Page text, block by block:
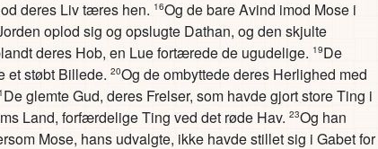
deres Liv tæres hen. 16Og de bare Avind imod Mose i
oplod sig og opslugte Dathan, og den skjulte
deres Hob, en Lue fortærede de ugudelige. 19De
et støbt Billede. 20Og de ombyttede deres Herlighed med
De glemte Gud, deres Frelser, som havde gjort store Ting i
Land, forfærdelige Ting ved det røde Hav. 23Og han
Mose, hans udvalgte, ikke havde stillet sig i Gabet for